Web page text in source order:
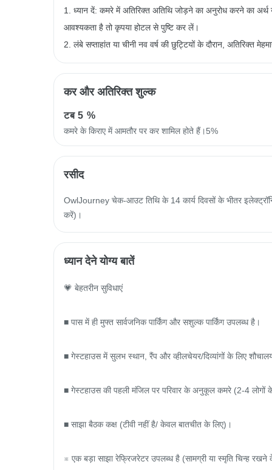
1. ध्यान दें: कमरे में अतिरिक्त अतिथि जोड़ने का अनुरोध करने का अर्थ
आवश्यकता है तो कृपया होटल से पुष्टि कर लें।
2. लंबे सप्ताहांत या चीनी नव वर्ष की छुट्टियों के दौरान, अतिरिक्त
कर और अतिरिक्त शुल्क
टब5 %
कमरे के किराए में आमतौर पर कर शामिल होते हैं।5%
रसीद
OwlJourney चेक-आउट तिथि के 14 कार्य दिवसों के भीतर
करें)।
ध्यान देने योग्य बातें
💗 बेहतरीन सुविधाएं
■ पास में ही मुफ्त सार्वजनिक पार्किंग और सशुल्क पार्किंग उपलब्ध है।
■ गेस्टहाउस में सुलभ स्थान, रैंप और व्हीलचेयर/दिव्यांगों के लिए
■ गेस्टहाउस की पहली मंजिल पर परिवार के अनुकूल कमरे (2-4 लोगों
■ साझा बैठक कक्ष (टीवी नहीं है/ केवल बातचीत के लिए)।
※ एक बड़ा साझा रेफ्रिजरेटर उपलब्ध है (सामग्री या स्मृति चिन्ह रखने